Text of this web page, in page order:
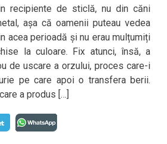
recipiente de sticlă, nu din căni
așa că oamenii puteau vedea
acea perioadă și nu erau mulțumiți
la culoare. Fix atunci, însă, a
de uscare a orzului, proces care-i
pe care apoi o transfera berii.
a produs […]